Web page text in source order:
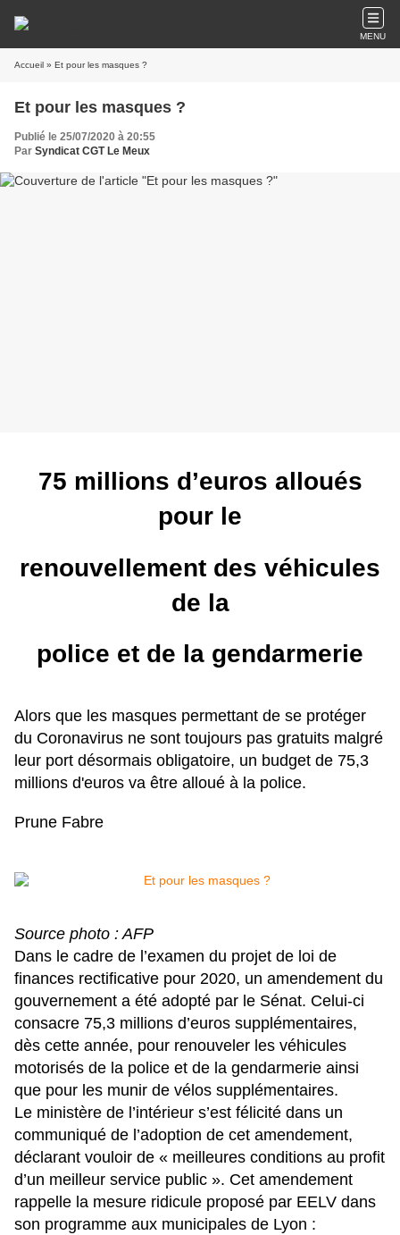
MENU
Accueil » Et pour les masques ?
Et pour les masques ?
Publié le 25/07/2020 à 20:55
Par Syndicat CGT Le Meux
75 millions d’euros alloués
pour le
renouvellement des véhicules
de la
police et de la gendarmerie
Alors que les masques permettant de se protéger
du Coronavirus ne sont toujours pas gratuits malgré
leur port désormais obligatoire, un budget de 75,3
millions d'euros va être alloué à la police.
Prune Fabre
Source photo : AFP
Dans le cadre de l’examen du projet de loi de
finances rectificative pour 2020, un amendement du
gouvernement a été adopté par le Sénat. Celui-ci
consacre 75,3 millions d’euros supplémentaires,
dès cette année, pour renouveler les véhicules
motorisés de la police et de la gendarmerie ainsi
que pour les munir de vélos supplémentaires.
Le ministère de l’intérieur s’est félicité dans un
communiqué de l’adoption de cet amendement,
déclarant vouloir de « meilleures conditions au profit
d’un meilleur service public ». Cet amendement
rappelle la mesure ridicule proposé par EELV dans
son programme aux municipales de Lyon :